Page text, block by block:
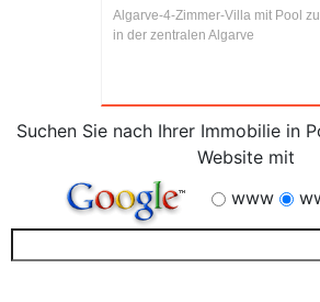
Algarve-4-Zimmer-Villa mit Pool
in der zentralen Algarve
Suchen Sie nach Ihrer Immobilie in
Website mit
www